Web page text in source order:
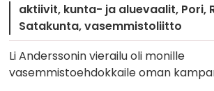
aktiivit kunta- ja aluevaalit Pori
Satakunta vasemmistoliitto
Li Anderssonin vierailu oli monille
vasemmistoehdokkaile oman